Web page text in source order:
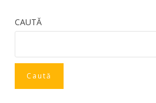
CAUTĂ
Caută